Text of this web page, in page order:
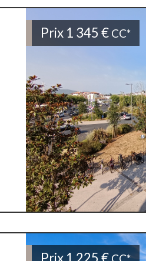
Prix 1 345 € CC*
Prix 1 225 €